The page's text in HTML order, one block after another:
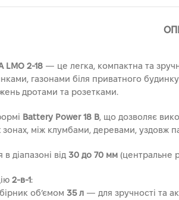
2-18 — це легка, компактна та
газонами біля приватного будинку
дротами та розетками.
Battery Power 18 В, що дозволяє
між клумбами, деревами, уздовж
діапазоні від 30 до 70 мм (центральне
2-в-1:
об’ємом 35 л — для зручності та